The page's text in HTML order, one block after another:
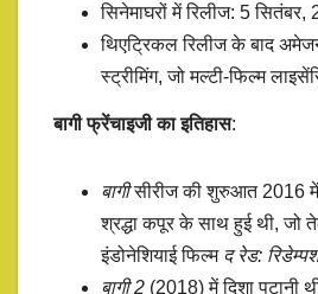
सिनेमाघरों में रिलीज: 5 सितंबर,
थिएट्रिकल रिलीज के बाद अमेजन
स्ट्रीमिंग, जो मल्टी-फिल्म
बागी फ्रेंचाइजी का इतिहास:
बागीसीरीज की शुरुआत 2016
श्रद्धा कपूर के साथ हुई थी, जो
इंडोनेशियाई फिल्म द रेड:
बागी 2 (2018) में दिशा पटानी